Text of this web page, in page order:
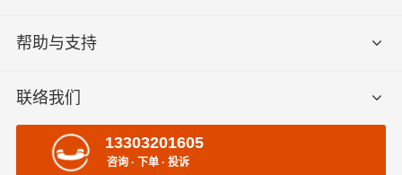
帮助与支持
联络我们
13303201605
咨询 · 下单 · 投诉